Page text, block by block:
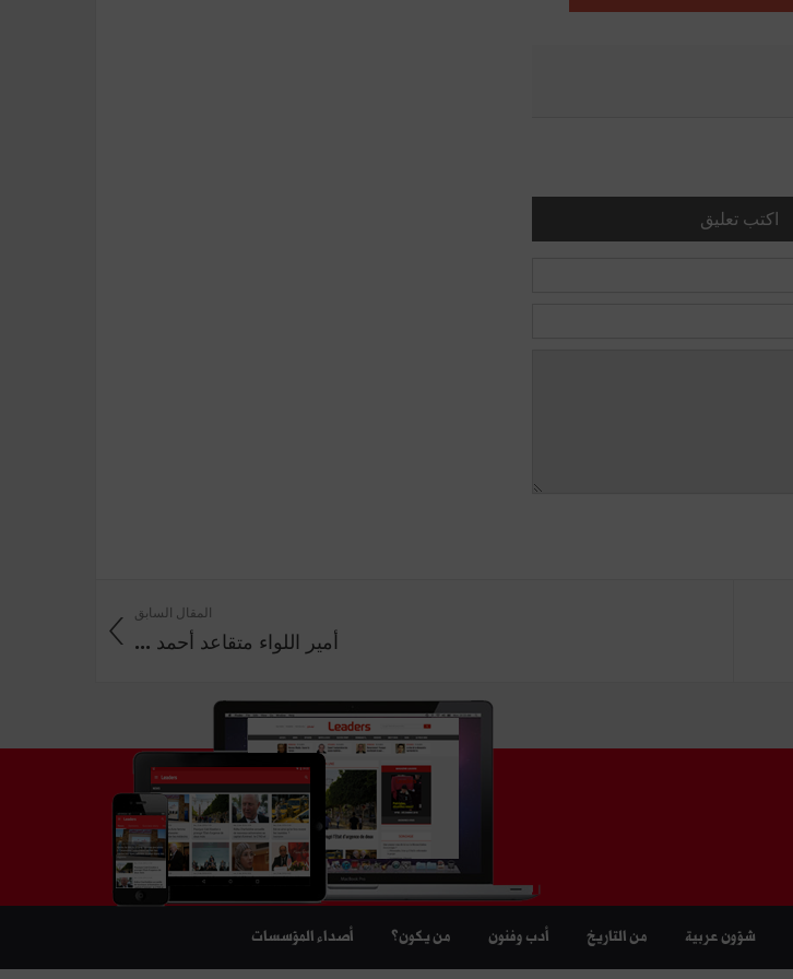
اكتب تعليق
المقال السابق
أمير اللواء متقاعد أحمد ...
شؤون عربية من التاريخ أدب وفنون من يكون؟ أصداء المؤسسات